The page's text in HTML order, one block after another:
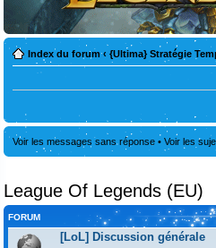
Index du forum ‹ {Ultima} Stratégie
Voir les messages sans réponse • Voir les
League Of Legends (EU)
FORUM
[LoL] Discussion générale